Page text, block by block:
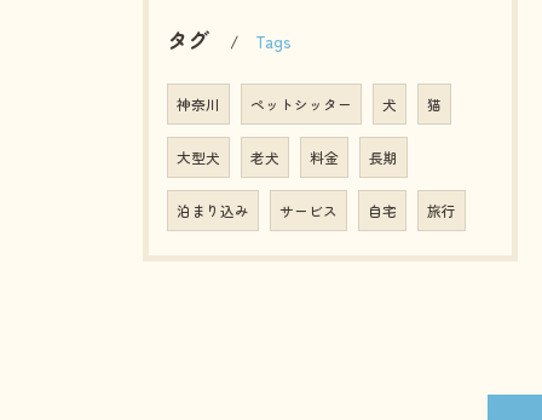
タグ Tags
神奈川 ペットシッター 犬 猫
大型犬 老犬 料金 長期
泊まり込み サービス 自宅 旅行